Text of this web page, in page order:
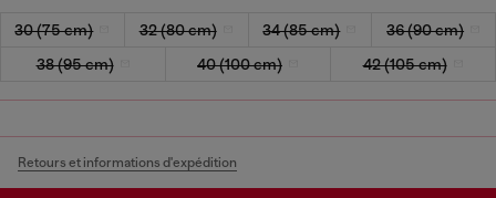
30 (75 cm) 32 (80 cm) 34 (85 cm)
36 (90 cm)
38 (95 cm)
40 (100 cm) 42 (105 cm)
Retours et informations d'expédition